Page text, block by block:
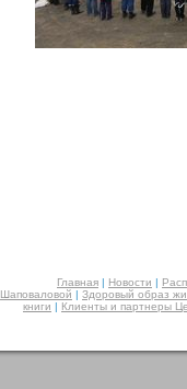
Главная | Новости |
Шаповаловой | Здоровый образ
книги | Клиенты и партнеры